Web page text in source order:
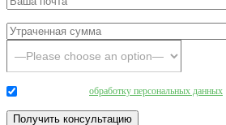
обработку персональных данных